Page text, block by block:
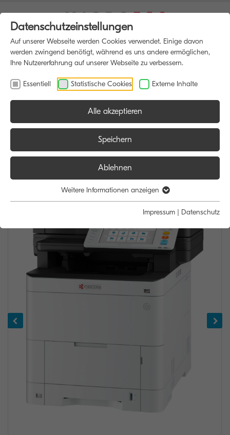
Datenschutzeinstellungen
Auf unserer Webseite werden Cookies verwendet. Einige davon
werden zwingend benötigt, während es uns andere ermöglichen,
Ihre Nutzererfahrung auf unserer Webseite zu verbessern.
Essentiell Statistische Cookies Externe Inhalte
Alle akzeptieren
Speichern
Ablehnen
Weitere Informationen anzeigen
Impressum | Datenschutz